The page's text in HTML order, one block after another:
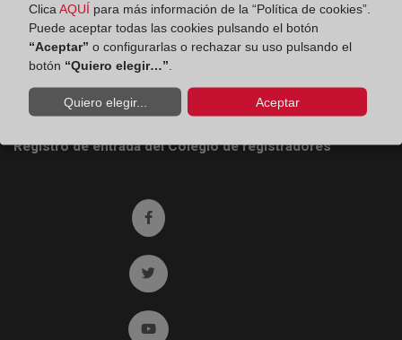
Príncipe de Vergara 70. 28006 Madrid
Teléfono:91 270 17 96
91 564 11 59
Email:
contacto@registradores.org
Registro de entrada del Colegio de registradores
Ir a facebook (abre en ventana nueva)
Ir a twitter (abre en ventana nueva)
Ir a YouTube (abre en ventana nueva)
Clica AQUÍ para más información de la “Política de cookies”.
Puede aceptar todas las cookies pulsando el botón
“Aceptar” o configurarlas o rechazar su uso pulsando el
botón “Quiero elegir…”
Quiero elegir... Aceptar